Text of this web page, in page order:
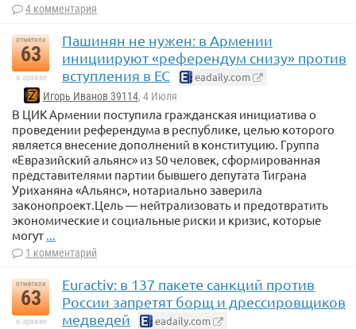
4 комментария
отметили
63
в архиве
Пашинян не нужен: в Армении
инициируют «референдум снизу» против
вступления в ЕС
eadaily.com
Игорь Иванов 39114, 4 Июля
В ЦИК Армении поступила гражданская инициатива о
проведении референдума в республике, целью которого
является внесение дополнений в конституцию. Группа
«Евразийский альянс» из 50 человек, сформированная
представителями партии бывшего депутата Тиграна
Уриханяна «Альянс», нотариально заверила
законопроект.Цель — нейтрализовать и предотвратить
экономические и социальные риски и кризис, которые
могут ...
1 комментарий
отметили
63
в архиве
Euractiv: в 137 пакете санкций против
России запретят борщ и дрессировщиков
медведей
eadaily.com